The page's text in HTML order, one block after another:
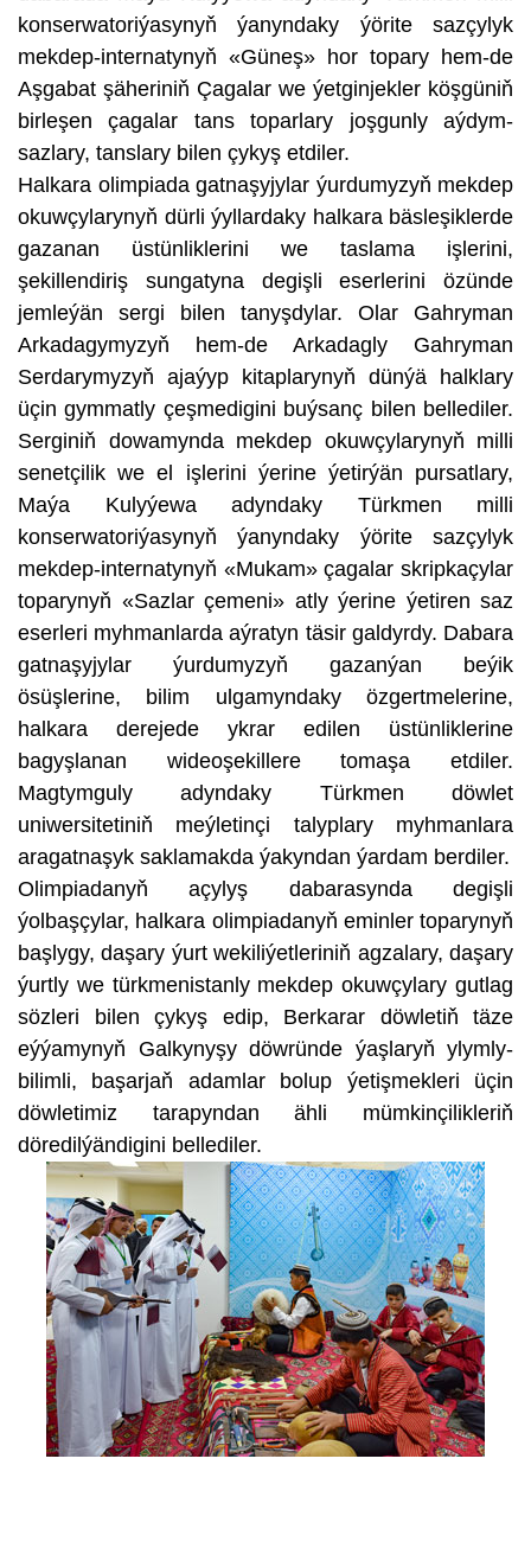
konserwatoriýasynyň ýanyndaky ýörite sazçylyk
mekdep-internatynyň «Güneş» hor topary hem-de
Aşgabat şäheriniň Çagalar we ýetginjekler köşgüniň
birleşen çagalar tans toparlary joşgunly aýdym-
sazlary, tanslary bilen çykyş etdiler.
Halkara olimpiada gatnaşyjylar ýurdumyzyň mekdep
okuwçylarynyň dürli ýyllardaky halkara bäsleşiklerde
gazanan üstünliklerini we taslama işlerini,
şekillendiriş sungatyna degişli eserlerini özünde
jemleýän sergi bilen tanyşdylar. Olar Gahryman
Arkadagymyzyň hem-de Arkadagly Gahryman
Serdarymyzyň ajaýyp kitaplarynyň dünýä halklary
üçin gymmatly çeşmedigini buýsanç bilen bellediler.
Serginiň dowamynda mekdep okuwçylarynyň milli
senetçilik we el işlerini ýerine ýetirýän pursatlary,
Maýa Kulyýewa adyndaky Türkmen milli
konserwatoriýasynyň ýanyndaky ýörite sazçylyk
mekdep-internatynyň «Mukam» çagalar skripkaçylar
toparynyň «Sazlar çemeni» atly ýerine ýetiren saz
eserleri myhmanlarda aýratyn täsir galdyrdy. Dabara
gatnaşyjylar ýurdumyzyň gazanýan beýik
ösüşlerine, bilim ulgamyndaky özgertmelerine,
halkara derejede ykrar edilen üstünliklerine
bagyşlanan wideoşekillere tomaşa etdiler.
Magtymguly adyndaky Türkmen döwlet
uniwersitetiniň meýletinçi talyplary myhmanlara
aragatnaşyk saklamakda ýakyndan ýardam berdiler.
Olimpiadanyň açylyş dabarasynda degişli
ýolbaşçylar, halkara olimpiadanyň eminler toparynyň
başlygy, daşary ýurt wekiliýetleriniň agzalary, daşary
ýurtly we türkmenistanly mekdep okuwçylary gutlag
sözleri bilen çykyş edip, Berkarar döwletiň täze
eýýamynyň Galkynyşy döwründe ýaşlaryň ylymly-
bilimli, başarjaň adamlar bolup ýetişmekleri üçin
döwletimiz tarapyndan ähli mümkinçilikleriň
döredilýändigini bellediler.